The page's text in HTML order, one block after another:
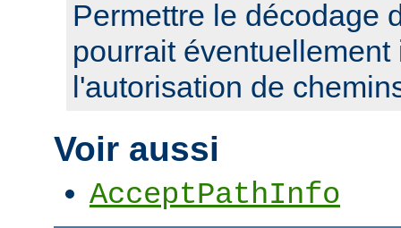
Permettre le décodage
pourrait éventuellement
l'autorisation de
Voir aussi
AcceptPathInfo